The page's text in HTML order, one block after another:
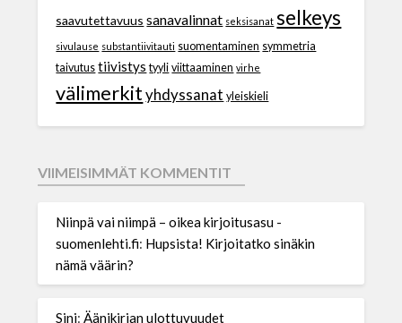
saavutettavuus sanavalinnat seksisanat selkeys
sivulause substantiivitauti suomentaminen symmetria
taivutus tiivistys tyyli viittaaminen virhe
välimerkit yhdyssanat yleiskieli
VIIMEISIMMÄT KOMMENTIT
Niinpä vai niimpä – oikea kirjoitusasu -
suomenlehti.fi: Hupsista! Kirjoitatko sinäkin
nämä väärin?
Sini: Äänikirjan ulottuvuudet